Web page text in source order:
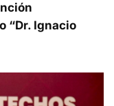
“Dr. Ignacio